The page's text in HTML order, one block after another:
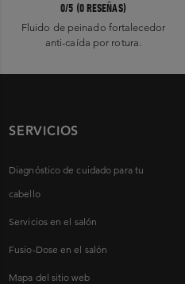
0/5 (0 RESEÑAS)
Fluido de peinado fortalecedor
anti-caída por rotura.
SERVICIOS
Diagnóstico de cuidado para tu
cabello
Servicios en el salón
Fusio-Dose en el salón
Mapa del sitio web